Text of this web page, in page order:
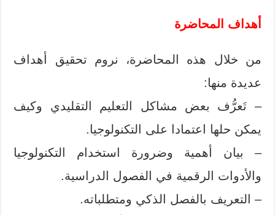
أهداف المحاضرة
من خلال هذه المحاضرة، نروم تحقيق أهداف
عديدة منها:
– تَعرُّف بعض مشاكل التعليم التقليدي وكيف
يمكن حلها اعتمادا على التكنولوجيا.
– بيان أهمية وضرورة استخدام التكنولوجيا
والأدوات الرقمية في الفصول الدراسية.
– التعريف بالفصل الذكي ومتطلباته.